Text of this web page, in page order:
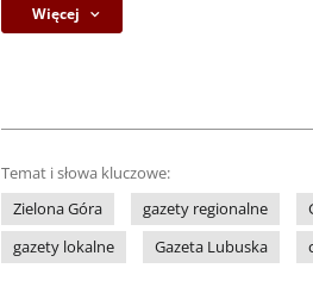
Więcej
Temat i słowa kluczowe:
Zielona Góra
gazety regionalne
gazety lokalne
Gazeta Lubuska